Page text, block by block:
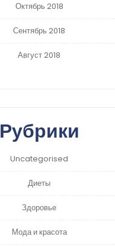
Октябрь 2018
Сентябрь 2018
Август 2018
Рубрики
Uncategorised
Диеты
Здоровье
Мода и красота